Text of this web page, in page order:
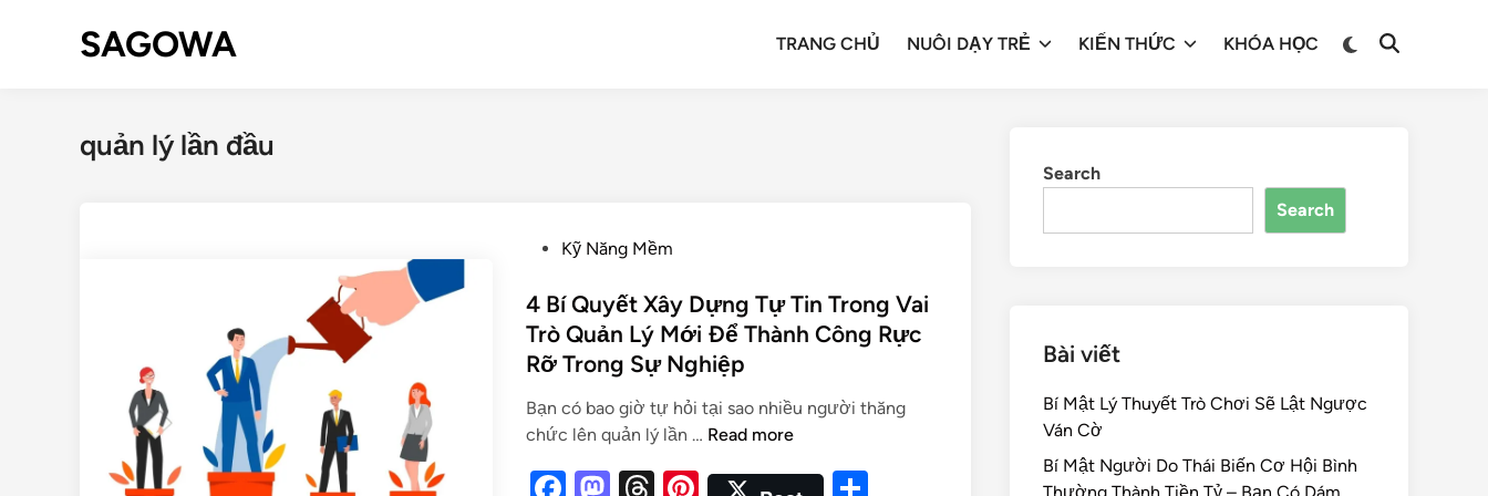
SAGOWA TRANG CHỦ NUÔI DẠY TRẺ KIẾN THỨC KHÓA HỌC
quản lý lần đầu
Kỹ Năng Mềm
4 Bí Quyết Xây Dựng Tự Tin Trong Vai
Trò Quản Lý Mới Để Thành Công Rực
Rỡ Trong Sự Nghiệp
Bạn có bao giờ tự hỏi tại sao nhiều người thăng
chức lên quản lý lần … Read more
Search
Search
Bài viết
Bí Mật Lý Thuyết Trò Chơi Sẽ Lật Ngược
Ván Cờ
Bí Mật Người Do Thái Biến Cơ Hội Bình